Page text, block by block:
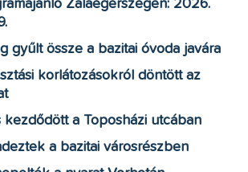
Zalaegerszegen: 2026.
gyűlt össze a bazitai óvoda javára
korlátozásokról döntött az
kezdődött a Toposházi utcában
a bazitai városrészben